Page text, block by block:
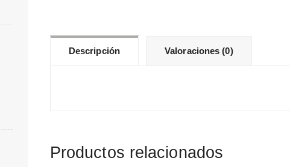
Descripción Valoraciones (0)
Productos relacionados